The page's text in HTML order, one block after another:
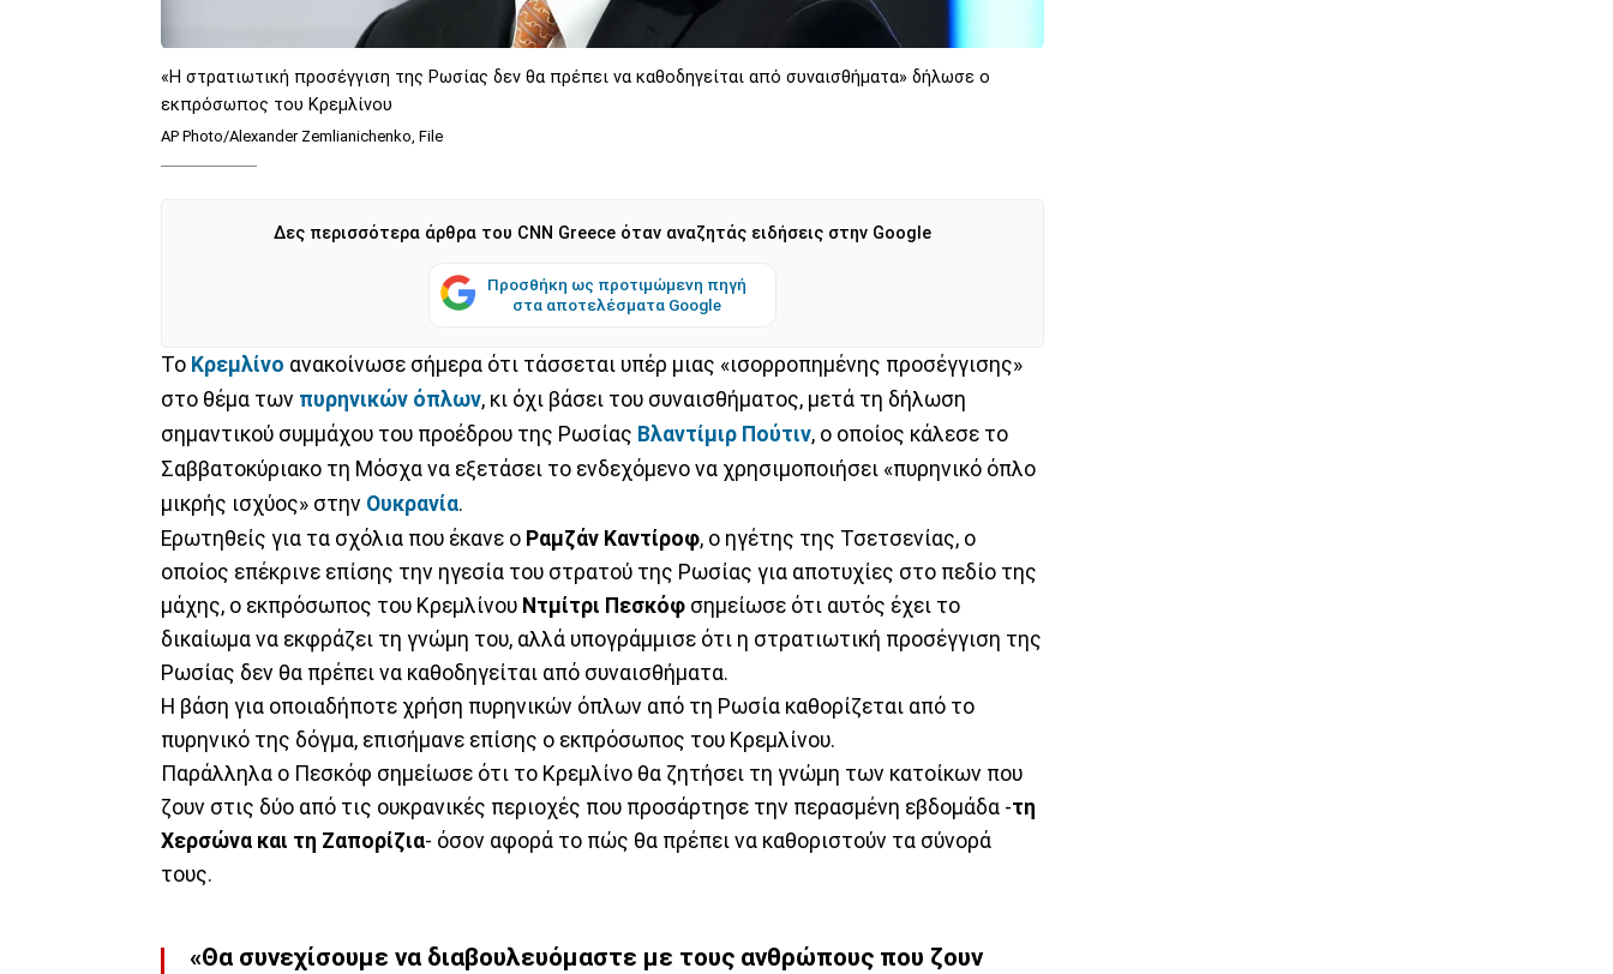
«Η στρατιωτική προσέγγιση της Ρωσίας δεν θα πρέπει να καθοδηγείται από συναισθήματα» δήλωσε ο
εκπρόσωπος του Κρεμλίνου
AP Photo/Alexander Zemlianichenko, File
Δες περισσότερα άρθρα του CNN Greece όταν αναζητάς ειδήσεις στην Google
Προσθήκη ως προτιμώμενη πηγή
στα αποτελέσματα Google
Το Κρεμλίνο ανακοίνωσε σήμερα ότι τάσσεται υπέρ μιας «ισορροπημένης προσέγγισης»
στο θέμα των πυρηνικών όπλων, κι όχι βάσει του συναισθήματος, μετά τη δήλωση
σημαντικού συμμάχου του προέδρου της Ρωσίας Βλαντίμιρ Πούτιν, ο οποίος κάλεσε το
Σαββατοκύριακο τη Μόσχα να εξετάσει το ενδεχόμενο να χρησιμοποιήσει «πυρηνικό όπλο
μικρής ισχύος» στην Ουκρανία.
Ερωτηθείς για τα σχόλια που έκανε ο Ραμζάν Καντίροφ, ο ηγέτης της Τσετσενίας, ο
οποίος επέκρινε επίσης την ηγεσία του στρατού της Ρωσίας για αποτυχίες στο πεδίο της
μάχης, ο εκπρόσωπος του Κρεμλίνου Ντμίτρι Πεσκόφ σημείωσε ότι αυτός έχει το
δικαίωμα να εκφράζει τη γνώμη του, αλλά υπογράμμισε ότι η στρατιωτική προσέγγιση της
Ρωσίας δεν θα πρέπει να καθοδηγείται από συναισθήματα.
Η βάση για οποιαδήποτε χρήση πυρηνικών όπλων από τη Ρωσία καθορίζεται από το
πυρηνικό της δόγμα, επισήμανε επίσης ο εκπρόσωπος του Κρεμλίνου.
Παράλληλα ο Πεσκόφ σημείωσε ότι το Κρεμλίνο θα ζητήσει τη γνώμη των κατοίκων που
ζουν στις δύο από τις ουκρανικές περιοχές που προσάρτησε την περασμένη εβδομάδα -τη
Χερσώνα και τη Ζαπορίζια- όσον αφορά το πώς θα πρέπει να καθοριστούν τα σύνορά
τους.
«Θα συνεχίσουμε να διαβουλευόμαστε με τους ανθρώπους που ζουν